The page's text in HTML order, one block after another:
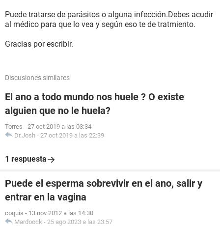
Puede tratarse de parásitos o alguna infección.Debes acudir
al médico para que lo vea y según eso te de tratmiento.
Gracias por escribir.
Discusiones similares
El ano a todo mundo nos huele ? O existe
alguien que no le huela?
Torres - 27 oct 2019 a las 03:34
Dr.Josh - 27 oct 2019 a las 22:39
1 respuesta
Puede el esperma sobrevivir en el ano, salir y
entrar en la vagina
coquis - 13 nov 2012 a las 14:30
Mardoock - 25 ago 2023 a las 23:57